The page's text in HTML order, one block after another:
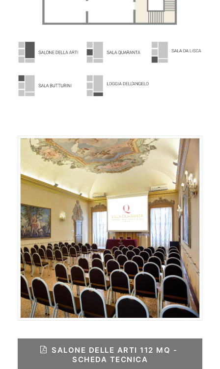
SALONE DELLE ARTI 112 MQ -
SCHEDA TECNICA